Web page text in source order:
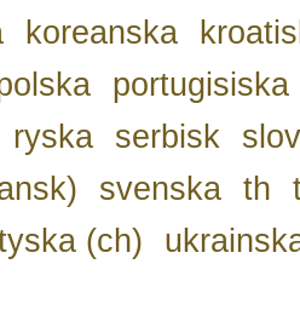
koreanska
portugisiska
ryska serbisk
svenska th
(ch)